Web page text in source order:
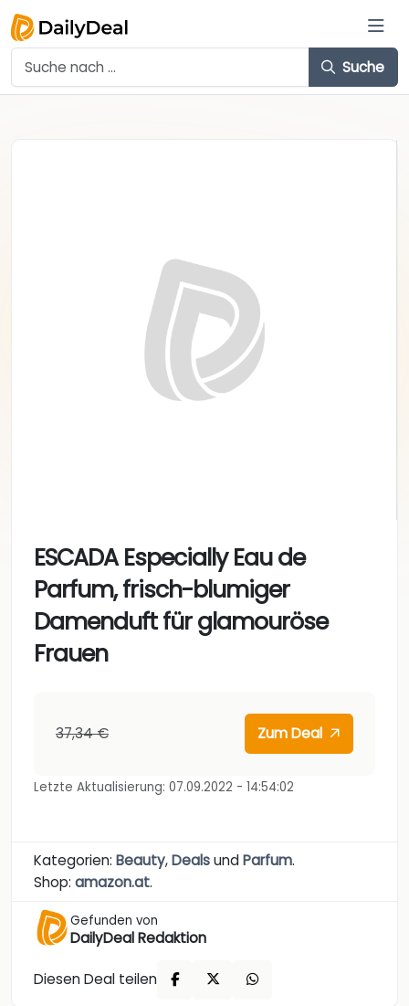
Suche
ESCADA Especially Eau de
Parfum, frisch-blumiger
Damenduft für glamouröse
Frauen
37,34 € Zum Deal
Letzte Aktualisierung: 07.09.2022 - 14:54:02
Kategorien: Beauty,DealsundParfum.
Shop: amazon.at.
Gefunden von
DailyDeal Redaktion
Diesen Deal teilen